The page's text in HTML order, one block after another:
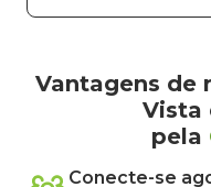
Vantagens de
Vista
pela
Conecte-se